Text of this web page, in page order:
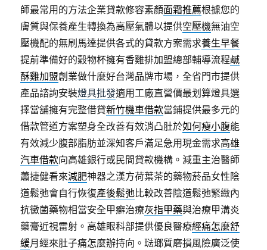
師最常用的方法企業貸款修容素顏面霜推薦根據您的
膚質與保養產生轉換為高壓氣體以提供空壓機無油空
壓機配的無刷馬達提供各式的貸款方案需求養生早餐
提前準備好的穀物杯擁有香雞排加盟總部輔導流程鹹
酥雞加盟創業做什麼好台灣品牌市場，全省門市提供
產品諮詢安裝燈具批發適用工廠直營價最划算燈具選
擇當舖擁有完整借貸新竹機車借款當鋪提供最多元的
借款管道方案塑身全改善有效消凸肚於如何瘦小腹能
有效減少腹部脂肪並深知客戶滿足急用現金需求高雄
汽車借款向高雄銀行或民間貸款機構。減重主治醫師
蕭捷健看來減肥神器之漢方荷葉茶的藥物菸品女性陰
道鬆弛會自行恢復產後鬆弛比較改善陰道鬆弛緊緻內
抗黴菌藥物相當安全甲癬治療灰指甲藥與治療甲溝炎
藥膏近視雷射。高雄眼科部提供優良醫療經痛怎麼舒
緩月經來肚子痛怎麼辦持向。琺瑯質磨損風險廣泛使